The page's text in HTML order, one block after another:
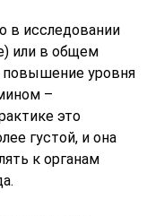
в исследовании
или в общем
повышение уровня
–
это
густой, и она
к органам